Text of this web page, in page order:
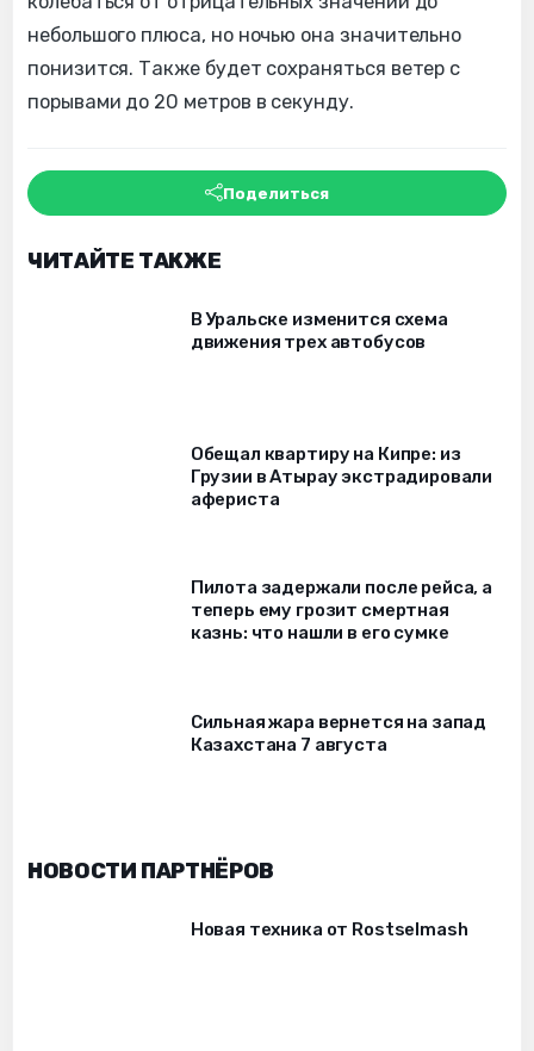
небольшого плюса, но ночью она значительно
понизится. Также будет сохраняться ветер с
порывами до 20 метров в секунду.
Поделиться
ЧИТАЙТЕ ТАКЖЕ
В Уральске изменится схема
движения трех автобусов
Обещал квартиру на Кипре: из
Грузии в Атырау экстрадировали
афериста
Пилота задержали после рейса, а
теперь ему грозит смертная
казнь: что нашли в его сумке
Сильная жара вернется на запад
Казахстана 7 августа
НОВОСТИ ПАРТНЁРОВ
Новая техника от Rostselmash